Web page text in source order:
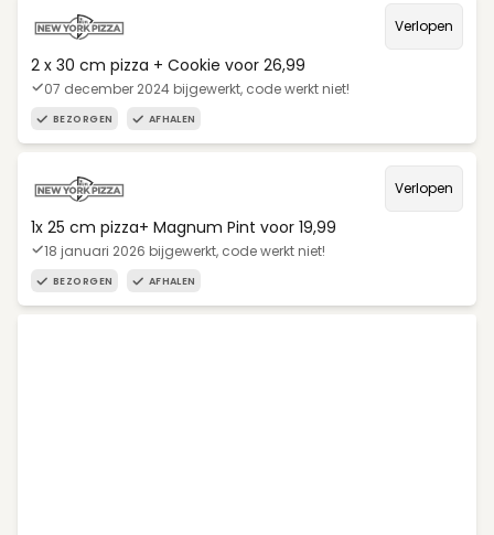
Verlopen
2 x 30 cm pizza + Cookie voor 26,99
07 december 2024 bijgewerkt, code werkt niet!
BEZORGEN AFHALEN
Verlopen
1x 25 cm pizza+ Magnum Pint voor 19,99
18 januari 2026 bijgewerkt, code werkt niet!
BEZORGEN AFHALEN